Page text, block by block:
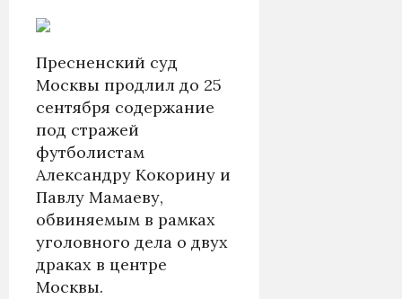
Пресненский суд
Москвы продлил до 25
сентября содержание
под стражей
футболистам
Александру Кокорину и
Павлу Мамаеву,
обвиняемым в рамках
уголовного дела о двух
драках в центре
Москвы.